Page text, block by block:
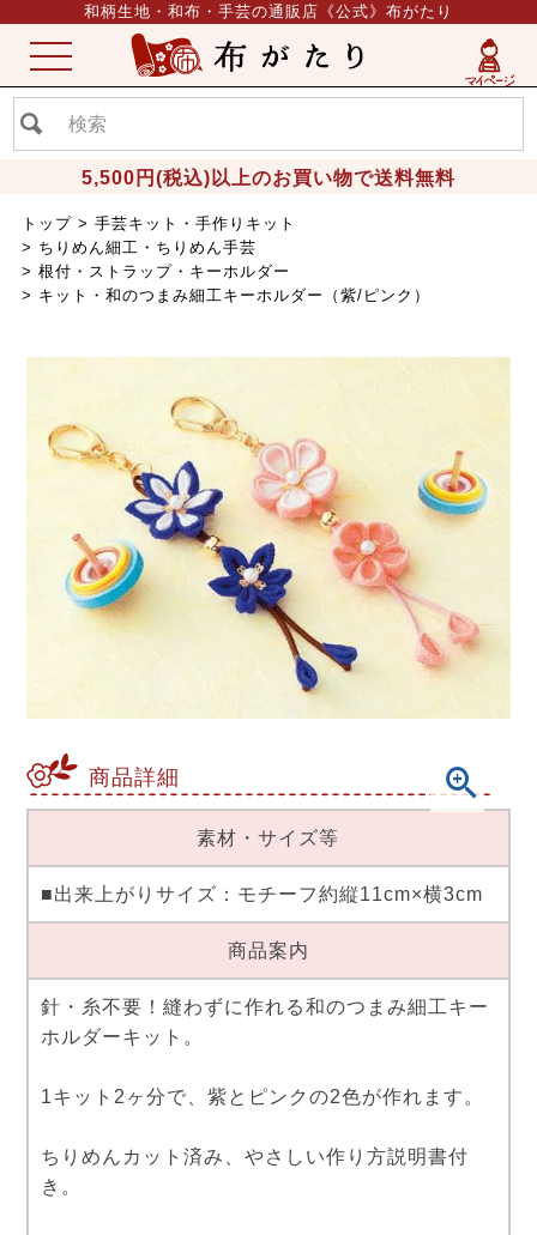
和柄生地・和布・手芸の通販店《公式》布がたり
5,500円(税込)以上のお買い物で送料無料
ME
NU
トップ
手芸キット・手作りキット
ちりめん細工・ちりめん手芸
根付・ストラップ・キーホルダー
キット・和のつまみ細工キーホルダー（紫/ピンク）
商品詳細
素材・サイズ等
■出来上がりサイズ：モチーフ約縦11cm×横3cm
商品案内
針・糸不要！縫わずに作れる和のつまみ細工キー
ホルダーキット。
1キット2ヶ分で、紫とピンクの2色が作れます。
ちりめんカット済み、やさしい作り方説明書付
き。